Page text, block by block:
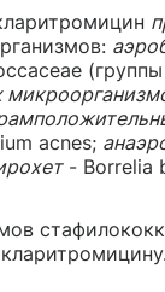
acnes;
- Borrelia